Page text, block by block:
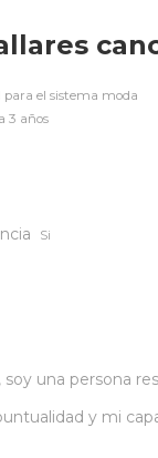
el sistema moda
3 años
Si
soy una persona
y mi